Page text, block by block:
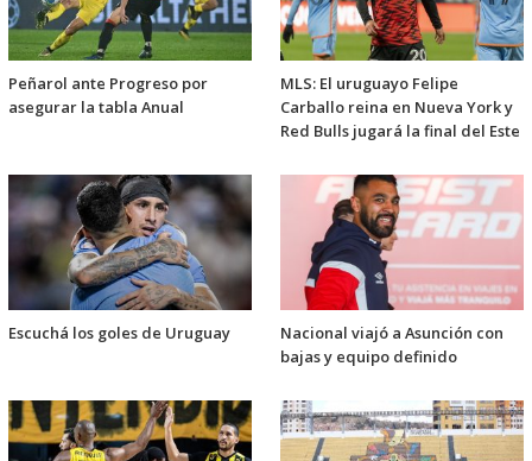
Peñarol ante Progreso por
asegurar la tabla Anual
MLS: El uruguayo Felipe
Carballo reina en Nueva York y
Red Bulls jugará la final del Este
Escuchá los goles de Uruguay
Nacional viajó a Asunción con
bajas y equipo definido